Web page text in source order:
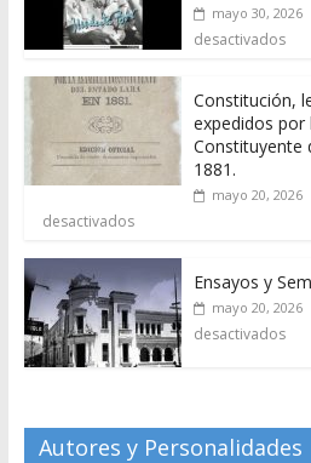
mayo 30, 2026
desactivados
Constitución,
expedidos por
Constituyente
1881.
mayo 20, 2026
desactivados
Ensayos y
mayo 20, 2026
desactivados
Autores y Personalidades